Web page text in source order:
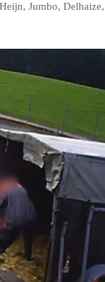
Jumbo, Delhaize,